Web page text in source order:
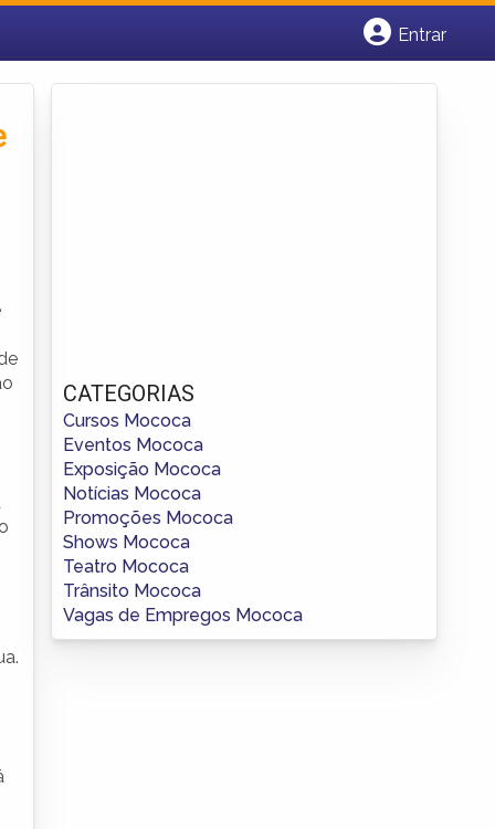
Entrar
CATEGORIAS
Cursos Mococa
Eventos Mococa
Exposição Mococa
Notícias Mococa
Promoções Mococa
Shows Mococa
Teatro Mococa
Trânsito Mococa
Vagas de Empregos Mococa